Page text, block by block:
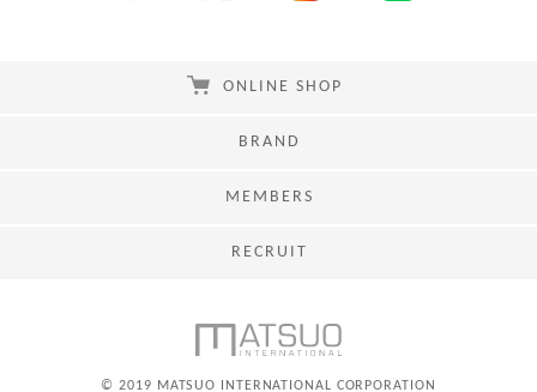
ONLINE SHOP
BRAND
MEMBERS
RECRUIT
© 2019 MATSUO INTERNATIONAL CORPORATION